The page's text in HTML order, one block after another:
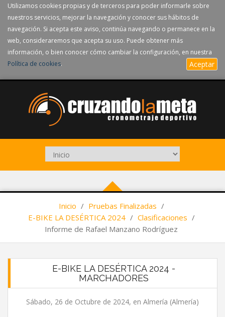
Utilizamos cookies propias y de terceros para poder informarle sobre
nuestros servicios, mejorar la navegación y conocer sus hábitos de
navegación. Si acepta este aviso, continúa navegando o permanece en la
web, consideraremos que acepta su uso. Puede obtener más
información, o bien conocer cómo cambiar la configuración, en nuestra
Política de cookies. Aceptar
Inicio / Pruebas Finalizadas /
E-BIKE LA DESÉRTICA 2024 / Clasificaciones /
Informe de Rafael Manzano Rodríguez
E-BIKE LA DESÉRTICA 2024 -
MARCHADORES
Sábado, 26 de Octubre de 2024, en Almería (Almería)